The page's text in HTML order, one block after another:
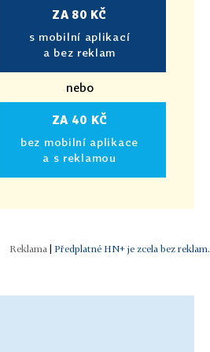
ZA 80 KČ
s mobilní aplikací
a bez reklam
nebo
ZA 40 KČ
bez mobilní aplikace
a s reklamou
Předplatné HN+ je zcela bez reklam.